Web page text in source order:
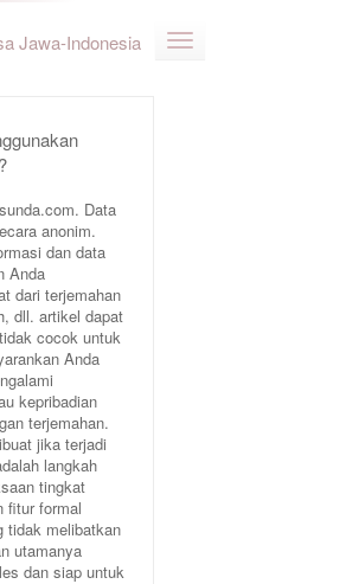
Jawa-Indonesia
Data
anonim.
dan data
Anda
dari terjemahan
dll. artikel dapat
cocok untuk
Anda
kepribadian
terjemahan.
jika terjadi
langkah
tingkat
fitur formal
tidak melibatkan
utamanya
dan siap untuk